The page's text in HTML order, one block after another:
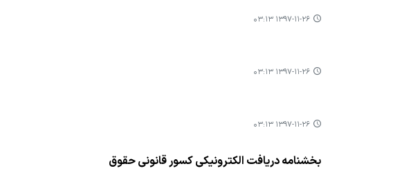
۱۳۹۷-۱۱-۲۶ ۰۳:۱۳
۱۳۹۷-۱۱-۲۶ ۰۳:۱۳
۱۳۹۷-۱۱-۲۶ ۰۳:۱۳
بخشنامه دريافت الکترونيکي کسور قانونی حقوق